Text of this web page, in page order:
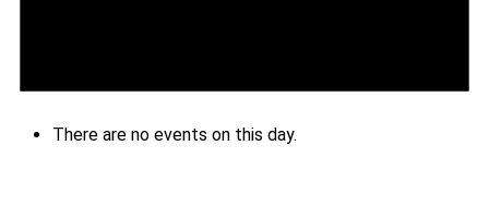
There are no events on this day.